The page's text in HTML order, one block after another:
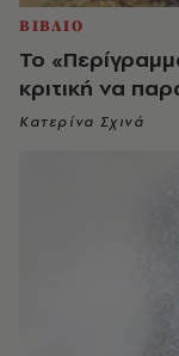
ΒΙΒΛΙΟ
Το
κριτική να
Κατερίνα Σχινά